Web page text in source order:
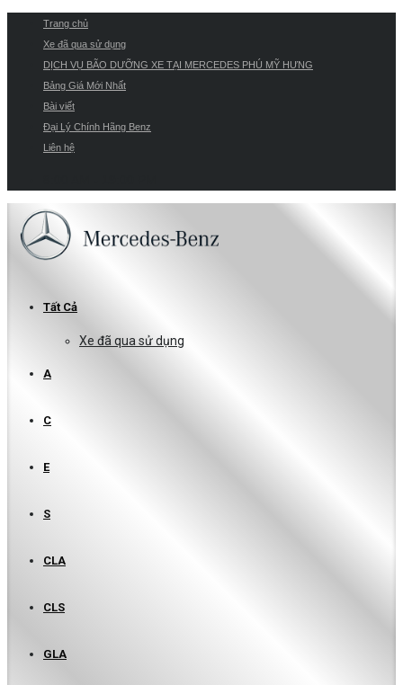
Trang chủ
Xe đã qua sử dụng
DỊCH VỤ BÃO DƯỠNG XE TẠI MERCEDES PHÚ MỸ HƯNG
Bảng Giá Mới Nhất
Bài viết
Đại Lý Chính Hãng Benz
Liên hệ
Tất Cả
Xe đã qua sử dụng
A
C
E
S
CLA
CLS
GLA